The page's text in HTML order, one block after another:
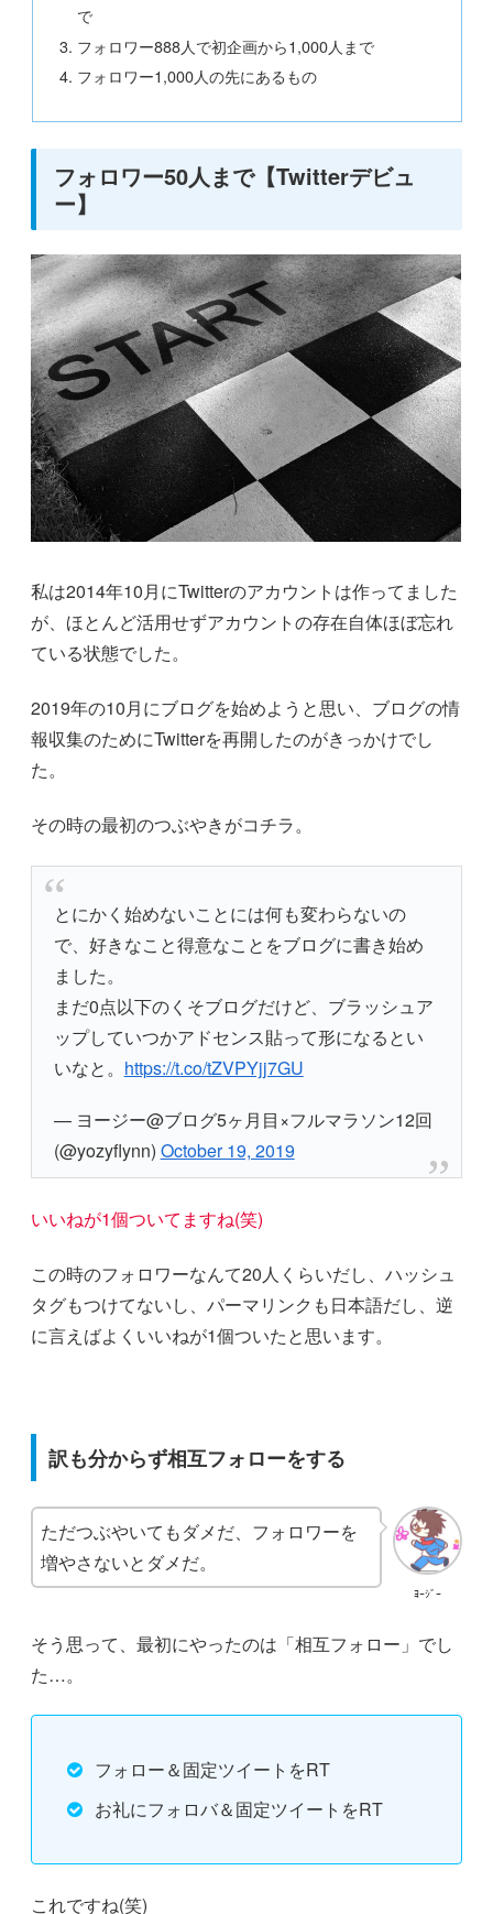
で
フォロワー888人で初企画から1,000人まで
フォロワー1,000人の先にあるもの
フォロワー50人まで【Twitterデビュ
ー】
私は2014年10月にTwitterのアカウントは作ってました
が、ほとんど活用せずアカウントの存在自体ほぼ忘れ
ている状態でした。
2019年の10月にブログを始めようと思い、ブログの情
報収集のためにTwitterを再開したのがきっかけでし
た。
その時の最初のつぶやきがコチラ。
とにかく始めないことには何も変わらないの
で、好きなこと得意なことをブログに書き始め
ました。
まだ0点以下のくそブログだけど、ブラッシュア
ップしていつかアドセンス貼って形になるとい
いなと。 https://t.co/tZVPYjj7GU
— ヨージー@ブログ5ヶ月目×フルマラソン12回
(@yozyflynn) October 19, 2019
いいねが1個ついてますね(笑)
この時のフォロワーなんて20人くらいだし、ハッシュ
タグもつけてないし、パーマリンクも日本語だし、逆
に言えばよくいいねが1個ついたと思います。
訳も分からず相互フォローをする
ﾖｰｼﾞｰ
ただつぶやいてもダメだ、フォロワーを
増やさないとダメだ。
そう思って、最初にやったのは「相互フォロー」でし
た…。
フォロー＆固定ツイートをRT
お礼にフォロバ＆固定ツイートをRT
これですね(笑)